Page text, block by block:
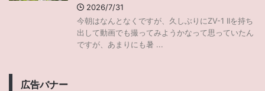
2026/7/31
今朝はなんとなくですが、久しぶりにZV-1 IIを持ち
出して動画でも撮ってみようかなって思っていたん
ですが、あまりにも暑 ...
広告バナー